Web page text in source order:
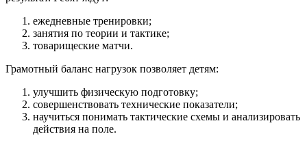
ежедневные тренировки;
занятия по теории и тактике;
товарищеские матчи.
Грамотный баланс нагрузок позволяет детям:
улучшить физическую подготовку;
совершенствовать технические показатели;
научиться понимать тактические схемы и анализировать
действия на поле.